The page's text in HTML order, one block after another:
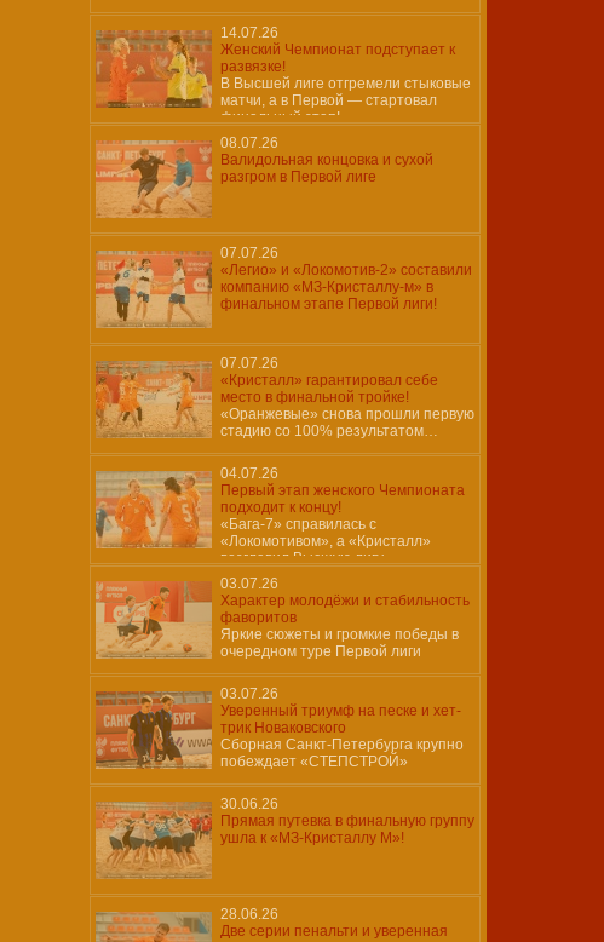
14.07.26
Женский Чемпионат подступает к
развязке!
В Высшей лиге отгремели стыковые
матчи, а в Первой — стартовал
финальный этап!
08.07.26
Валидольная концовка и сухой
разгром в Первой лиге
07.07.26
«Легио» и «Локомотив-2» составили
компанию «МЗ-Кристаллу-м» в
финальном этапе Первой лиги!
07.07.26
«Кристалл» гарантировал себе
место в финальной тройке!
«Оранжевые» снова прошли первую
стадию со 100% результатом…
04.07.26
Первый этап женского Чемпионата
подходит к концу!
«Бага-7» справилась с
«Локомотивом», а «Кристалл»
возглавил Высшую лигу
03.07.26
Характер молодёжи и стабильность
фаворитов
Яркие сюжеты и громкие победы в
очередном туре Первой лиги
03.07.26
Уверенный триумф на песке и хет-
трик Новаковского
Сборная Санкт-Петербурга крупно
побеждает «СТЕПСТРОЙ»
30.06.26
Прямая путевка в финальную группу
ушла к «МЗ-Кристаллу М»!
28.06.26
Две серии пенальти и уверенная